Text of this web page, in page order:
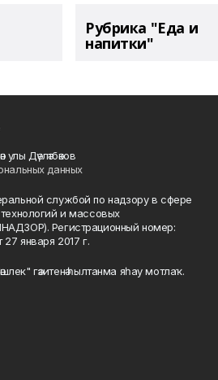
Рубрика "Еда и
напитки"
Дәүләтбәков
данных
службой по надзору в сфере
и массовых
Регистрационный номер:
января 2017 г.
гәзитенә һылтанма яһау мотлаҡ.